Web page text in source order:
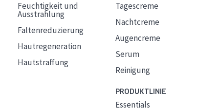
Feuchtigkeit und
Ausstrahlung
Faltenreduzierung
Hautregeneration
Hautstraffung
Tagescreme
Nachtcreme
Augencreme
Serum
Reinigung
PRODUKTLINIE
Essentials